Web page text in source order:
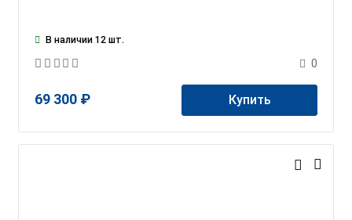
В наличии 12 шт.
0
69 300 ₽ Купить